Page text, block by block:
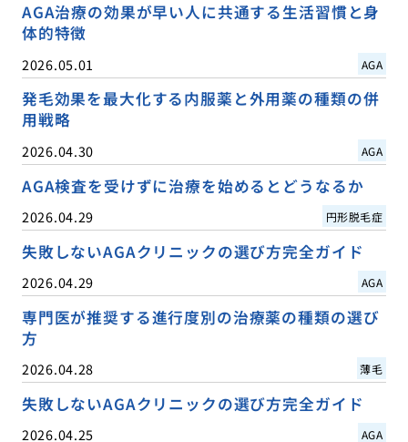
AGA治療の効果が早い人に共通する生活習慣と身
体的特徴
2026.05.01 AGA
発毛効果を最大化する内服薬と外用薬の種類の併
用戦略
2026.04.30 AGA
AGA検査を受けずに治療を始めるとどうなるか
2026.04.29 円形脱毛症
失敗しないAGAクリニックの選び方完全ガイド
2026.04.29 AGA
専門医が推奨する進行度別の治療薬の種類の選び
方
2026.04.28 薄毛
失敗しないAGAクリニックの選び方完全ガイド
2026.04.25 AGA